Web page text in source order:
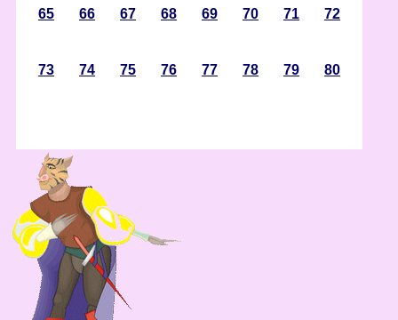
65 66 67 68 69 70 71 72
73 74 75 76 77 78 79 80